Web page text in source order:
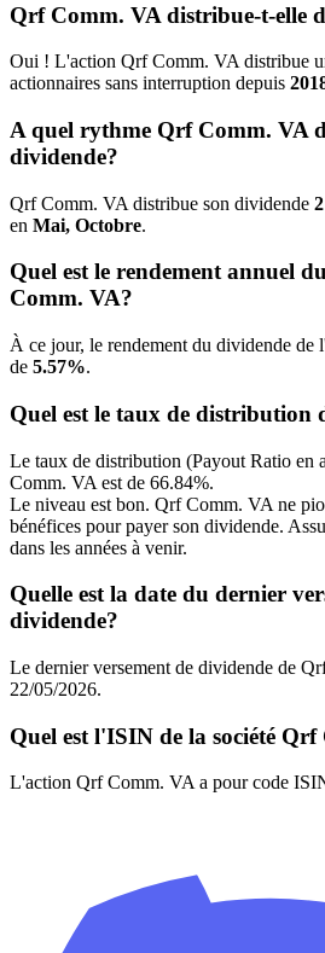
Qrf Comm. VA distribue-t-elle
Oui ! L'action Qrf Comm. VA distribue
actionnaires sans interruption depuis
A quel rythme Qrf Comm. VA
dividende?
Qrf Comm. VA distribue son dividende
en Mai, Octobre.
Quel est le rendement annuel
Comm. VA?
À ce jour, le rendement du dividende
de 5.57%.
Quel est le taux de distribution
Le taux de distribution (Payout Ratio en
Comm. VA est de 66.84%.
Le niveau est bon. Qrf Comm. VA ne
bénéfices pour payer son dividende.
dans les années à venir.
Quelle est la date du dernier
dividende?
Le dernier versement de dividende de
22/05/2026.
Quel est l'ISIN de la société
L'action Qrf Comm. VA a pour code